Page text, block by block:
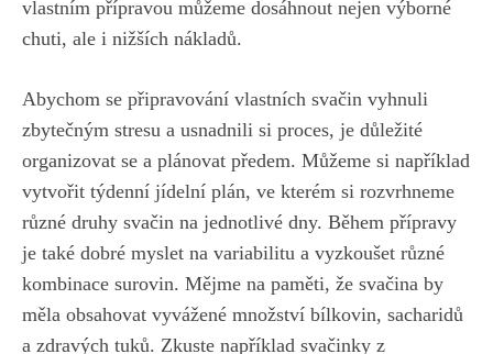
vlastním přípravou můžeme dosáhnout nejen výborné
chuti, ale i nižších nákladů.
Abychom se připravování vlastních svačin vyhnuli
zbytečným stresu a usnadnili si proces, je důležité
organizovat se a plánovat předem. Můžeme si například
vytvořit týdenní jídelní plán, ve kterém si rozvrhneme
různé druhy svačin na jednotlivé dny. Během přípravy
je také dobré myslet na variabilitu a vyzkoušet různé
kombinace surovin. Mějme na paměti, že svačina by
měla obsahovat vyvážené množství bílkovin, sacharidů
a zdravých tuků. Zkuste například svačinky z